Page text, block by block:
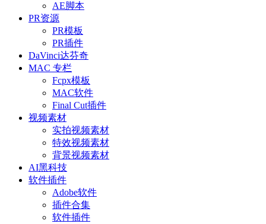
AE脚本
PR资源
PR模板
PR插件
DaVinci达芬奇
MAC 专栏
Fcpx模板
MAC软件
Final Cut插件
视频素材
实拍视频素材
特效视频素材
背景视频素材
AI黑科技
软件插件
Adobe软件
插件合集
软件插件